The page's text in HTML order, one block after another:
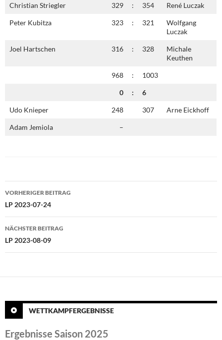
Christian Striegler 329 : 354 René Luczak
Peter Kubitza 323 : 321
Wolfgang
Luczak
Joel Hartschen 316 : 328
Michale
Keuthen
968 : 1003
0 : 6
Udo Knieper 248 307 Arne Eickhoff
Adam Jemiola –
Beitragsnavigation
VORHERIGER BEITRAG
LP 2023-07-24
NÄCHSTER BEITRAG
LP 2023-08-09
WETTKAMPFERGEBNISSE
Ergebnisse Saison 2025